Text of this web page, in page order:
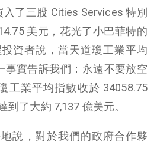
了三股 Cities Services 特別
美元，花光了小巴菲特的
資者說，當天道瓊工業平均
事實告訴我們：永遠不要放空
工業平均指數收於 34058.75
了大約 7,137 億美元。
說，對於我們的政府合作夥